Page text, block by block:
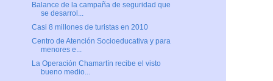
Balance de la campaña de seguridad que
se desarrol...
Casi 8 millones de turistas en 2010
Centro de Atención Socioeducativa y para
menores e...
La Operación Chamartín recibe el visto
bueno medio...